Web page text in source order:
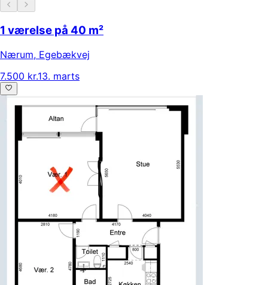
1 værelse på 40 m²
Nærum, Egebækvej
7.500 kr.13. marts